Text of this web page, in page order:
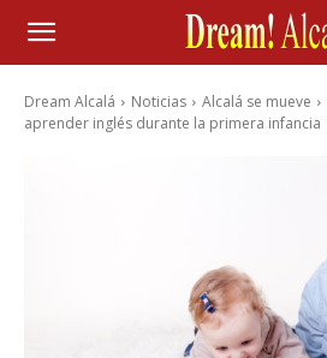
Dream Alcalá Noticias Alcalá se mueve
aprender inglés durante la primera infancia